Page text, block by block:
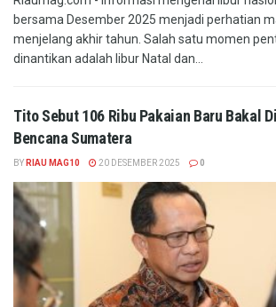
bersama Desember 2025 menjadi perhatian
menjelang akhir tahun. Salah satu momen
dinantikan adalah libur Natal dan...
Tito Sebut 106 Ribu Pakaian Baru Bakal
Bencana Sumatera
BY RIAU MAG10 20 DESEMBER 2025 0